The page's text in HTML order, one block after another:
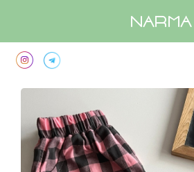
​narma